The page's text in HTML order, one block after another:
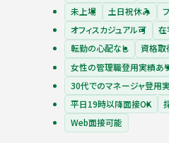
未上場
土日祝休み
オフィスカジュアル可
在
転勤の心配なし
資格取
女性の管理職登用実績あ
30代でのマネージャ登用
平日19時以降面接OK
Web面接可能